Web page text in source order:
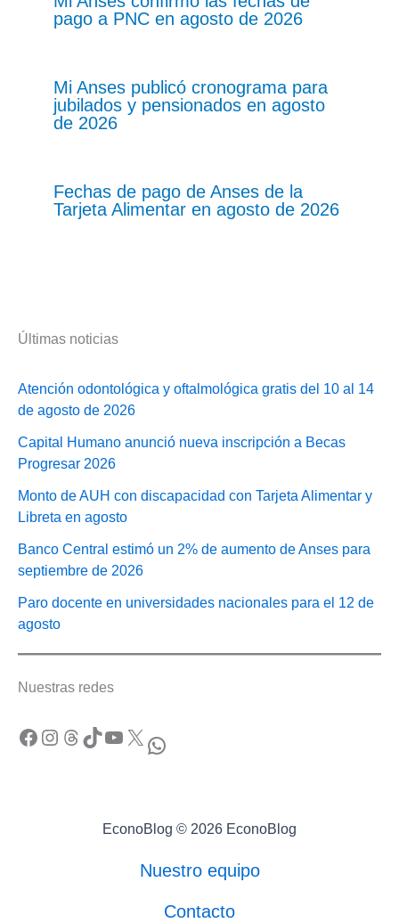
pago a PNC en agosto de 2026
Mi Anses publicó cronograma para
jubilados y pensionados en agosto
de 2026
Fechas de pago de Anses de la
Tarjeta Alimentar en agosto de 2026
Últimas noticias
Atención odontológica y oftalmológica gratis del 10 al 14
de agosto de 2026
Capital Humano anunció nueva inscripción a Becas
Progresar 2026
Monto de AUH con discapacidad con Tarjeta Alimentar y
Libreta en agosto
Banco Central estimó un 2% de aumento de Anses para
septiembre de 2026
Paro docente en universidades nacionales para el 12 de
agosto
Nuestras redes
Facebook Instagram Threads TikTok YouTube X WhatsApp
EconoBlog © 2026 EconoBlog
Nuestro equipo
Contacto